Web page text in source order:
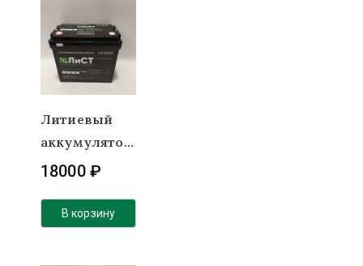
Литиевый
аккумулятор
(LiFePO4)
50Ач 50А
18000 ₽
В корзину